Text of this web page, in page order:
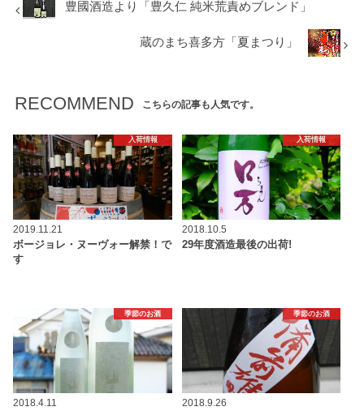
豊國酒造より「豊久仁 純米荒責めブレンド」
蔵のまち喜多方「夏まつり」
RECOMMEND こちらの記事も人気です。
入荷情報
2019.11.21
ボージョレ・ヌーヴォー解禁！で
す
入荷情報
2018.10.5
29年度酒造最後の出荷!
季節のお酒
2018.4.11
季節のお酒
2018.9.26